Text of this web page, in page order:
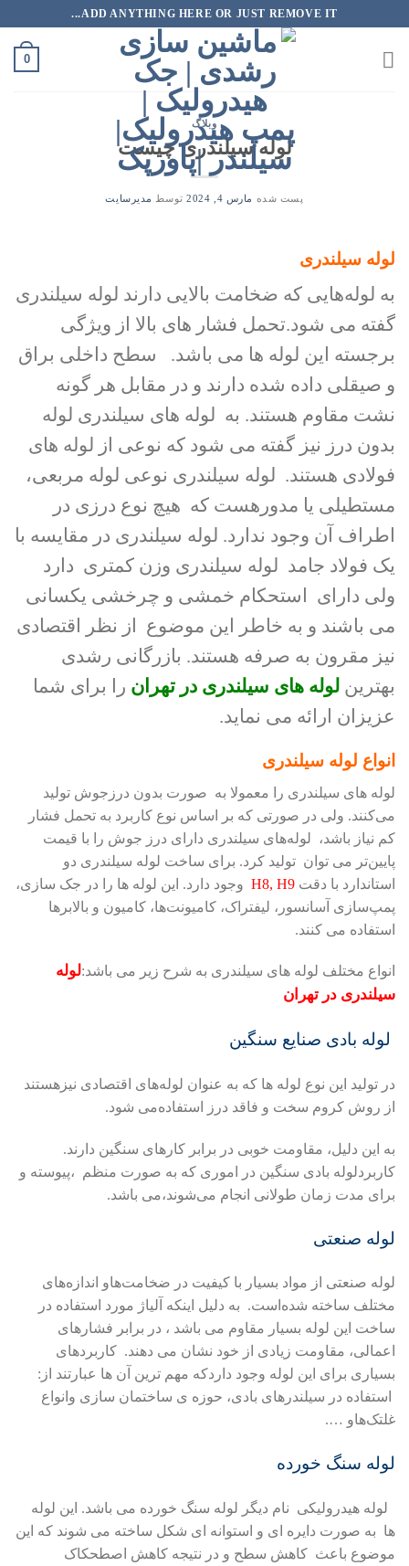
به
محتوا
ADD ANYTHING HERE OR JUST REMOVE IT...
0
وبلاگ
لوله سیلندری چیست
پست شده مارس 4, 2024 توسط مدیرسایت
لوله سیلندری
به لوله‌هایی که ضخامت بالایی دارند لوله سیلندری
گفته می شود.تحمل فشار های بالا از ویژگی
برجسته این لوله ها می باشد. سطح داخلی براق
و صیقلی داده شده دارند و در مقابل هر گونه
نشت مقاوم هستند. به لوله های سیلندری لوله
بدون درز نیز گفته می شود که نوعی از لوله های
فولادی هستند. لوله سیلندری نوعی لوله مربعی،
مستطیلی یا مدورهست که هیچ نوع درزی در
اطراف آن وجود ندارد. لوله سیلندری در مقایسه با
یک فولاد جامد لوله سیلندری وزن کمتری دارد
ولی دارای استحکام خمشی و چرخشی یکسانی
می باشند و به خاطر این موضوع از نظر اقتصادی
نیز مقرون به صرفه هستند. بازرگانی رشدی
بهترین لوله های سیلندری در تهران را برای شما
عزیزان ارائه می نماید.
انواع لوله سیلندری
لوله های سیلندری را معمولا به صورت بدون درزجوش تولید
می‌کنند. ولی در صورتی که بر اساس نوع کاربرد به تحمل فشار
کم نیاز باشد، لوله‌های سیلندری دارای درز جوش را با قیمت
پایین‌تر می توان تولید کرد. برای ساخت لوله سیلندری دو
استاندارد با دقت H8, H9 وجود دارد. این لوله ها را در جک سازی،
پمپ‌سازی آسانسور، لیفتراک، کامیونت‌ها، کامیون و بالابرها
استفاده می کنند.
انواع مختلف لوله های سیلندری به شرح زیر می باشد:لوله
سیلندری در تهران
لوله بادی صنایع سنگین
در تولید این نوع لوله ها که به عنوان لوله‌های اقتصادی نیزهستند
از روش کروم سخت و فاقد درز استفاده‌می شود.
به این دلیل، مقاومت خوبی در برابر کارهای سنگین دارند.
کاربردلوله بادی سنگین در اموری که به صورت منظم ،پیوسته و
برای مدت زمان طولانی انجام می‌شوند،می باشد.
لوله صنعتی
لوله صنعتی از مواد بسیار با کیفیت در ضخامت‌هاو اندازه‌های
مختلف ساخته شده‌است. به دلیل اینکه آلیاژ مورد استفاده در
ساخت این لوله بسیار مقاوم می باشد ، در برابر فشارهای
اعمالی، مقاومت زیادی از خود نشان می دهند. کاربردهای
بسیاری برای این لوله وجود داردکه مهم ترین آن ها عبارتند از:
استفاده در سیلندرهای بادی، حوزه ی ساختمان سازی وانواع
غلتک‌هاو ….
لوله سنگ خورده
لوله هیدرولیکی نام دیگر لوله سنگ خورده می باشد. این لوله
ها به صورت دایره ای و استوانه ای شکل ساخته می شوند که این
موضوع باعث کاهش سطح و در نتیجه کاهش اصطحکاک